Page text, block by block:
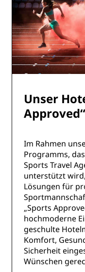
Unser
Approved“
Im Rahmen
Programms,
Sports Travel
unterstützt
Lösungen für
„Sports
hochmoderne
geschulte
Komfort,
Sicherheit
Wünschen